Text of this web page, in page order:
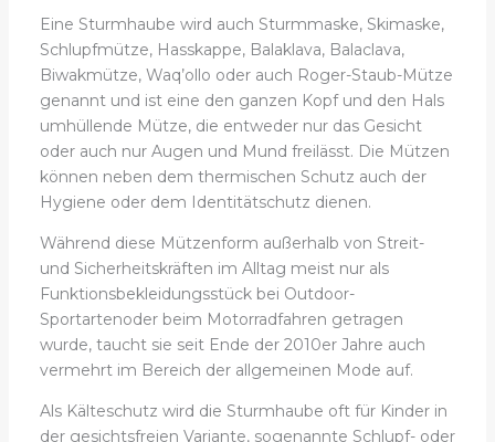
Eine Sturmhaube wird auch Sturmmaske, Skimaske,
Schlupfmütze, Hasskappe, Balaklava, Balaclava,
Biwakmütze, Waq’ollo oder auch Roger-Staub-Mütze
genannt und ist eine den ganzen Kopf und den Hals
umhüllende Mütze, die entweder nur das Gesicht
oder auch nur Augen und Mund freilässt. Die Mützen
können neben dem thermischen Schutz auch der
Hygiene oder dem Identitätschutz dienen.
Während diese Mützenform außerhalb von Streit-
und Sicherheitskräften im Alltag meist nur als
Funktionsbekleidungsstück bei Outdoor-
Sportartenoder beim Motorradfahren getragen
wurde, taucht sie seit Ende der 2010er Jahre auch
vermehrt im Bereich der allgemeinen Mode auf.
Als Kälteschutz wird die Sturmhaube oft für Kinder in
der gesichtsfreien Variante, sogenannte Schlupf- oder